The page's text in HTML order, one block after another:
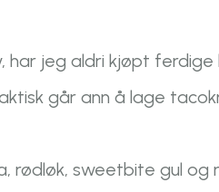
har jeg aldri kjøpt
går ann å lage
rødløk, sweetbite gul og